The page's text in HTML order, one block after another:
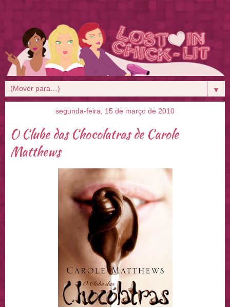
▼
segunda-feira, 15 de março de 2010
O Clube das Chocolatras de Carole
Matthews